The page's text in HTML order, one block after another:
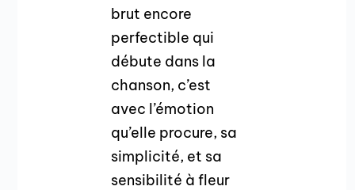
brut encore
perfectible qui
débute dans la
chanson, c’est
avec l’émotion
qu’elle procure, sa
simplicité, et sa
sensibilité à fleur